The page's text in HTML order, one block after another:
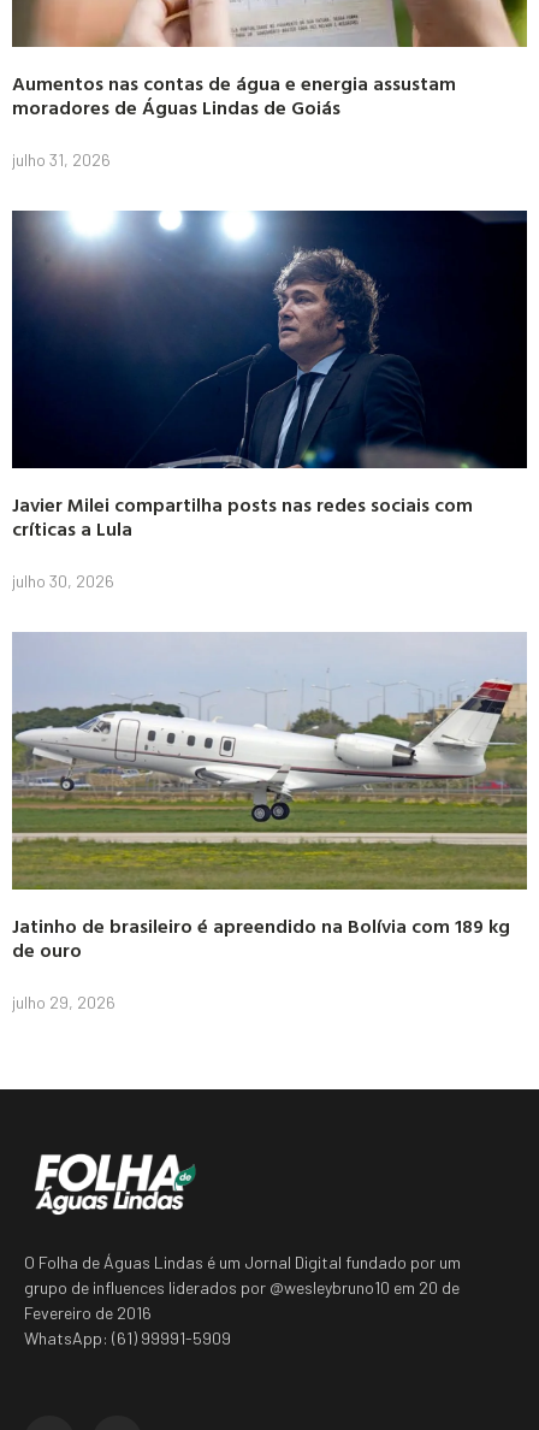
Aumentos nas contas de água e energia assustam
moradores de Águas Lindas de Goiás
julho 31, 2026
Javier Milei compartilha posts nas redes sociais com
críticas a Lula
julho 30, 2026
Jatinho de brasileiro é apreendido na Bolívia com 189 kg
de ouro
julho 29, 2026
O Folha de Águas Lindas é um Jornal Digital fundado por um
grupo de influences liderados por @wesleybruno10 em 20 de
Fevereiro de 2016
WhatsApp: (61) 99991-5909